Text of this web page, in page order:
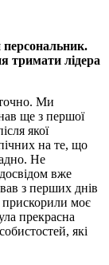
тримати лідера
Ми
ще з першої
якої
на те, що
Не
вже
з перших днів
прискорили моє
прекрасна
які